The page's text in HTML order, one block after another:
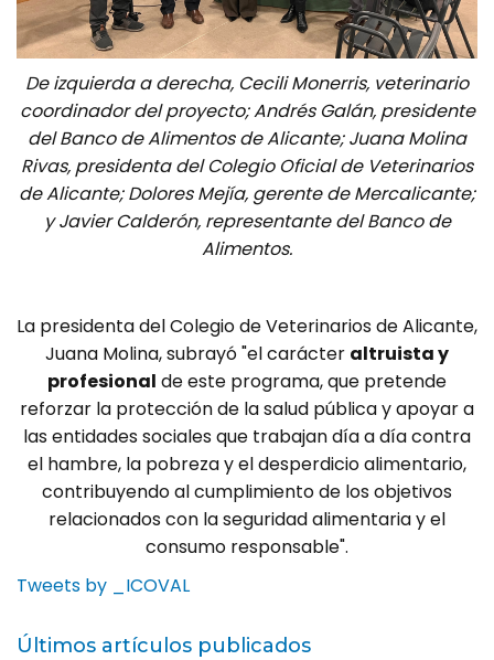
De izquierda a derecha, Cecili Monerris, veterinario
coordinador del proyecto; Andrés Galán, presidente
del Banco de Alimentos de Alicante; Juana Molina
Rivas, presidenta del Colegio Oficial de Veterinarios
de Alicante; Dolores Mejía, gerente de Mercalicante;
y Javier Calderón, representante del Banco de
Alimentos.
La presidenta del Colegio de Veterinarios de Alicante,
Juana Molina, subrayó "el carácter altruista y
profesional de este programa, que pretende
reforzar la protección de la salud pública y apoyar a
las entidades sociales que trabajan día a día contra
el hambre, la pobreza y el desperdicio alimentario,
contribuyendo al cumplimiento de los objetivos
relacionados con la seguridad alimentaria y el
consumo responsable".
Tweets by _ICOVAL
Últimos artículos publicados